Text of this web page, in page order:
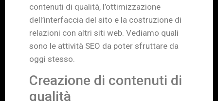
contenuti di qualità, l’ottimizzazione
dell’interfaccia del sito e la costruzione di
relazioni con altri siti web. Vediamo quali
sono le attività SEO da poter sfruttare da
oggi stesso.
Creazione di contenuti di
qualità